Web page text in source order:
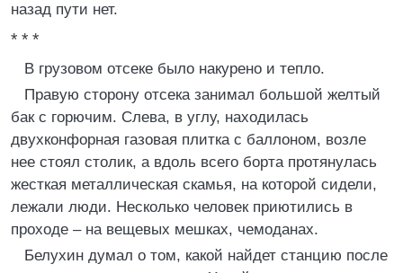
назад пути нет.
* * *
В грузовом отсеке было накурено и тепло.
Правую сторону отсека занимал большой желтый
бак с горючим. Слева, в углу, находилась
двухконфорная газовая плитка с баллоном, возле
нее стоял столик, а вдоль всего борта протянулась
жесткая металлическая скамья, на которой сидели,
лежали люди. Несколько человек приютились в
проходе – на вещевых мешках, чемоданах.
Белухин думал о том, какой найдет станцию после